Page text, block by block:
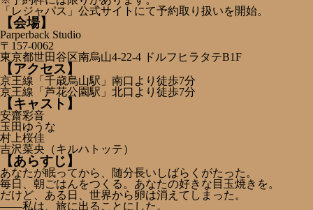
「レジャパス」公式サイトにて予約取り扱いを開始。
【会場】
Parperback Studio
〒157-0062
東京都世田谷区南烏山4-22-4 ドルフヒラタテB1F
【アクセス】
京王線「千歳烏山駅」南口より徒歩7分
京王線「芦花公園駅」北口より徒歩7分
【キャスト】
安齋彩音
玉田ゆうな
村上桜佳
吉沢菜央（キルハトッテ）
【あらすじ】
あなたが眠ってから、随分長いしばらくがたった。
毎日、朝ごはんをつくる。あなたの好きな目玉焼きを。
だけど、ある日、世界から卵は消えてしまった。
――私は、旅に出ることにした。